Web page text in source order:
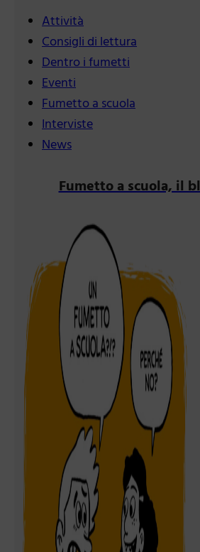
Attività
Consigli di lettura
Dentro i fumetti
Eventi
Fumetto a scuola
Interviste
News
Fumetto a scuola, il